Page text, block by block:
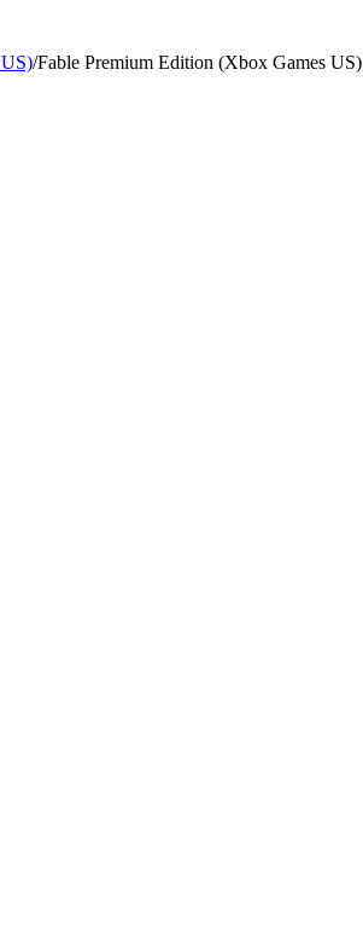
/Fable Premium Edition (Xbox Games US)